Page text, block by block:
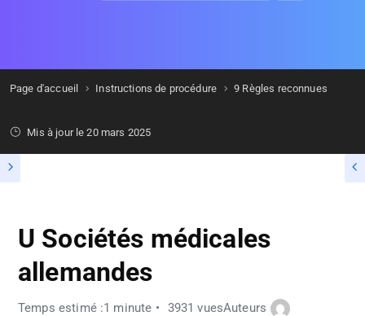
Page d'accueil Instructions de procédure 9 Règles reconnues
Mis à jour le20 mars 2025
U Sociétés médicales
allemandes
Temps estimé :1 minute 3931 vuesAuteurs